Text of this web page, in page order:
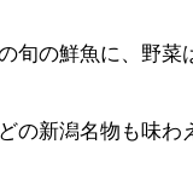
の鮮魚に、野菜
の新潟名物も味